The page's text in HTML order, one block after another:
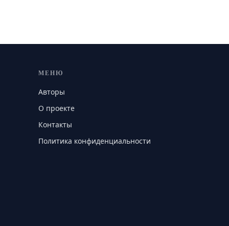
МЕНЮ
Авторы
О проекте
Контакты
Политика конфиденциальности